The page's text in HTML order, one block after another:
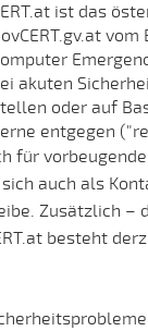
ist das
akuten
oder auf
entgegen
für
auch als
Zusätzlich
besteht